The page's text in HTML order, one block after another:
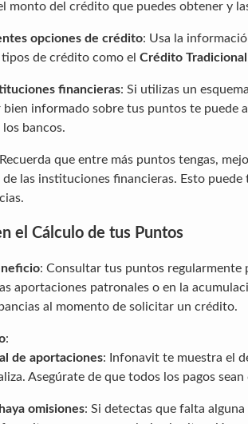
monto del crédito que puedes obtener y
opciones de crédito: Usa la
de crédito como el Crédito Tradicional
financieras: Si utilizas un
bien informado sobre tus puntos te puede
bancos.
que entre más puntos tengas,
las instituciones financieras. Esto puede
el Cálculo de tus Puntos
: Consultar tus puntos regularmente
aportaciones patronales o en la
al momento de solicitar un crédito.
:
de aportaciones: Infonavit te muestra el
Asegúrate de que todos los pagos
omisiones: Si detectas que falta